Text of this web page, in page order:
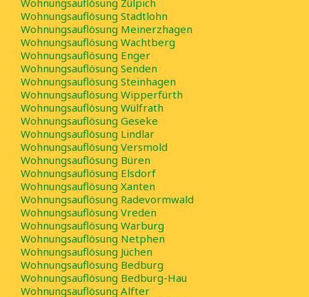
Wohnungsauflösung Zülpich
Wohnungsauflösung Stadtlohn
Wohnungsauflösung Meinerzhagen
Wohnungsauflösung Wachtberg
Wohnungsauflösung Enger
Wohnungsauflösung Senden
Wohnungsauflösung Steinhagen
Wohnungsauflösung Wipperfürth
Wohnungsauflösung Wülfrath
Wohnungsauflösung Geseke
Wohnungsauflösung Lindlar
Wohnungsauflösung Versmold
Wohnungsauflösung Büren
Wohnungsauflösung Elsdorf
Wohnungsauflösung Xanten
Wohnungsauflösung Radevormwald
Wohnungsauflösung Vreden
Wohnungsauflösung Warburg
Wohnungsauflösung Netphen
Wohnungsauflösung Jüchen
Wohnungsauflösung Bedburg
Wohnungsauflösung Bedburg-Hau
Wohnungsauflösung Alfter